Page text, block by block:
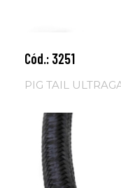
Cód.: 3251
PIG TAIL
Adicionar ao